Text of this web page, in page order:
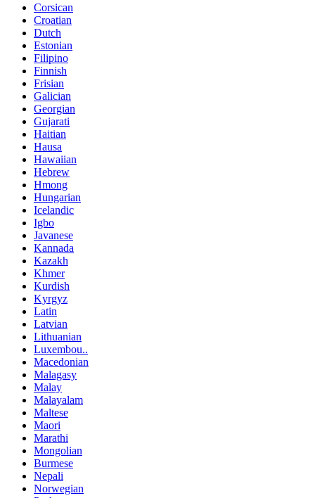
Corsican
Croatian
Dutch
Estonian
Filipino
Finnish
Frisian
Galician
Georgian
Gujarati
Haitian
Hausa
Hawaiian
Hebrew
Hmong
Hungarian
Icelandic
Igbo
Javanese
Kannada
Kazakh
Khmer
Kurdish
Kyrgyz
Latin
Latvian
Lithuanian
Luxembou..
Macedonian
Malagasy
Malay
Malayalam
Maltese
Maori
Marathi
Mongolian
Burmese
Nepali
Norwegian